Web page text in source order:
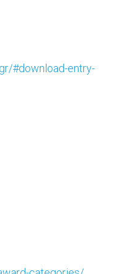
#download-entry-